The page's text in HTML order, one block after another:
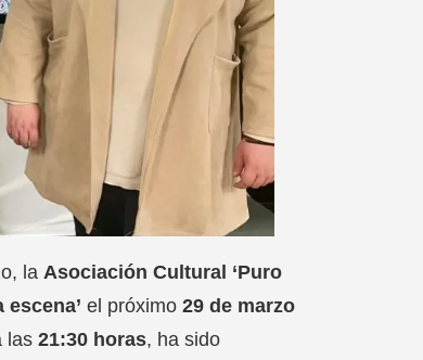
la Asociación Cultural ‘Puro
el próximo 29 de marzo
las 21:30 horas, ha sido